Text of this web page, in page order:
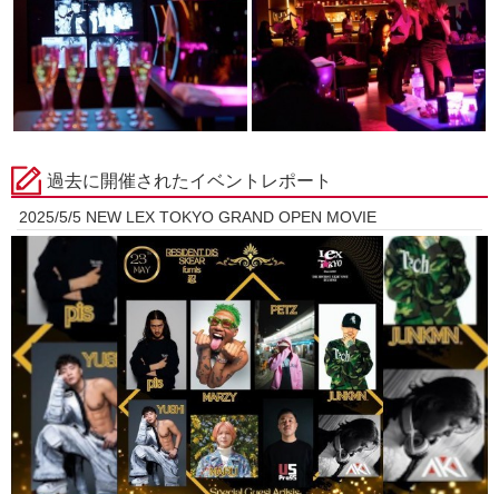
過去に開催されたイベントレポート
2025/5/5 NEW LEX TOKYO GRAND OPEN MOVIE